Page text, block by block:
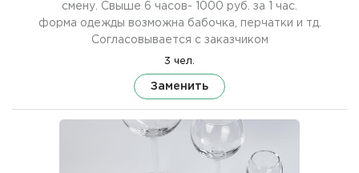
смену. Свыше 6 часов- 1000 руб. за 1 час.
форма одежды возможна бабочка, перчатки и тд.
Согласовывается с заказчиком
3 чел.
Заменить